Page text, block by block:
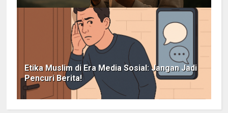
Etika Muslim di Era Media Sosial: Jangan Jadi
Pencuri Berita!